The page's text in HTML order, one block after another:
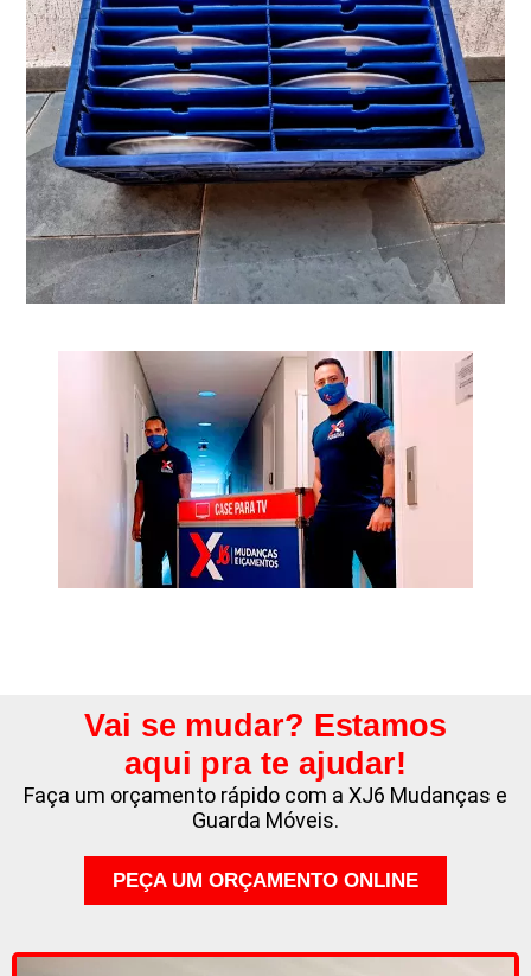
Vai se mudar? Estamos
aqui pra te ajudar!
Faça um orçamento rápido com a XJ6 Mudanças e
Guarda Móveis.
PEÇA UM ORÇAMENTO ONLINE